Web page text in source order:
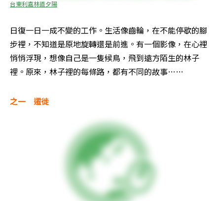
台東利嘉林道夕陽
日復一日一成不變的工作。生活像齒輪，在不能停歇的腳
步裡，不知道是原地旋轉還是前進。有一個影像，在心裡
悄悄浮現，想像自己是一隻候鳥，飛到遠方陌生的林子
裡。原來，林子裡的每條路，都有不同的故事……
之一　遷徙